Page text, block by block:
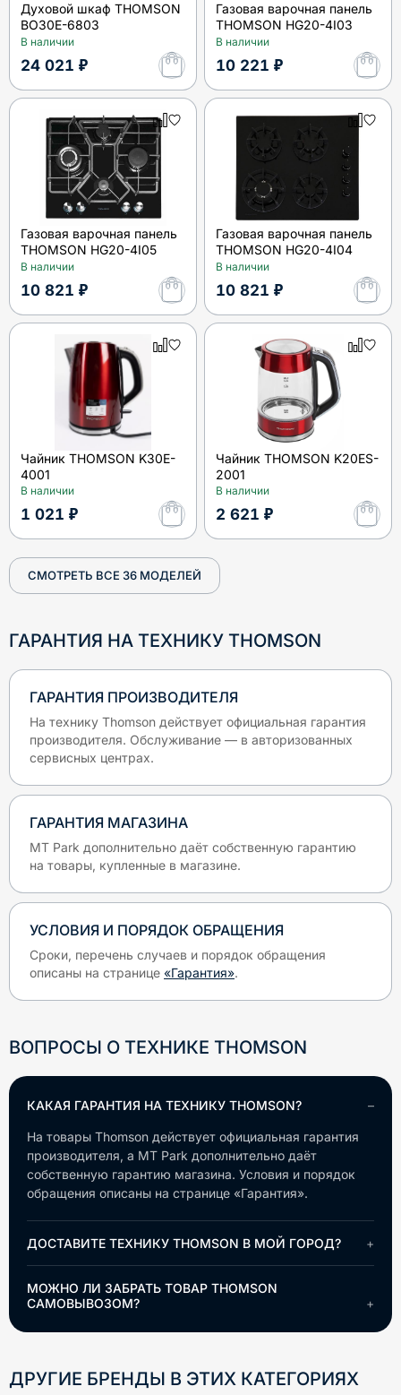
Духовой шкаф THOMSON
BO30E-6803
В наличии
24 021 ₽
Газовая варочная панель
THOMSON HG20-4I03
В наличии
10 221 ₽
Газовая варочная панель
THOMSON HG20-4I05
В наличии
10 821 ₽
Газовая варочная панель
THOMSON HG20-4I04
В наличии
10 821 ₽
Чайник THOMSON K30E-
4001
В наличии
1 021 ₽
Чайник THOMSON K20ES-
2001
В наличии
2 621 ₽
СМОТРЕТЬ ВСЕ 36 МОДЕЛЕЙ
ГАРАНТИЯ НА ТЕХНИКУ THOMSON
ГАРАНТИЯ ПРОИЗВОДИТЕЛЯ
На технику Thomson действует официальная гарантия
производителя. Обслуживание — в авторизованных
сервисных центрах.
ГАРАНТИЯ МАГАЗИНА
MT Park дополнительно даёт собственную гарантию
на товары, купленные в магазине.
УСЛОВИЯ И ПОРЯДОК ОБРАЩЕНИЯ
Сроки, перечень случаев и порядок обращения
описаны на странице «Гарантия».
ВОПРОСЫ О ТЕХНИКЕ THOMSON
КАКАЯ ГАРАНТИЯ НА ТЕХНИКУ THOMSON?
На товары Thomson действует официальная гарантия
производителя, а MT Park дополнительно даёт
собственную гарантию магазина. Условия и порядок
обращения описаны на странице «Гарантия».
ДОСТАВИТЕ ТЕХНИКУ THOMSON В МОЙ ГОРОД?
МОЖНО ЛИ ЗАБРАТЬ ТОВАР THOMSON
САМОВЫВОЗОМ?
ДРУГИЕ БРЕНДЫ В ЭТИХ КАТЕГОРИЯХ